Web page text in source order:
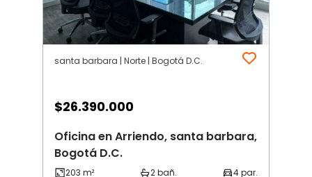
santa barbara | Norte | Bogotá D.C.
$26.390.000
Oficina en Arriendo, santa barbara,
Bogotá D.C.